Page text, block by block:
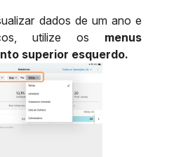
dados de um ano e
utilize os menus
superior esquerdo.